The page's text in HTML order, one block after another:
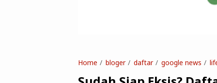
Home bloger daftar google news